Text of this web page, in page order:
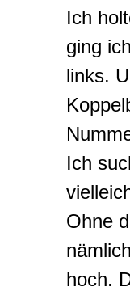
Ich
ging
links.
Ich
Ohne
hoch.